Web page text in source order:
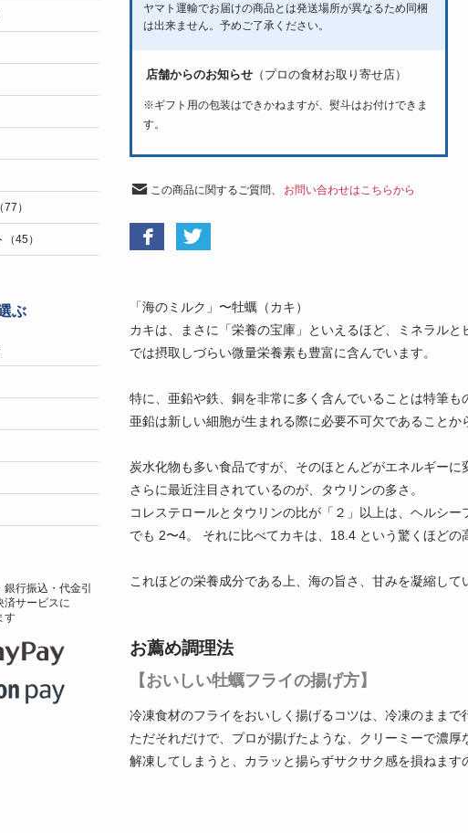
ヤマト運輸でお届けの商品とは発送場所が異なるため同梱
は出来ません。予めご了承ください。
店舗からのお知らせ（プロの食材お取り寄せ店）
※ギフト用の包装はできかねますが、熨斗はお付けできま
す。
この商品に関するご質問、 お問い合わせはこちらから
「海のミルク」〜牡蠣（カキ）
カキは、まさに「栄養の宝庫」といえるほど、ミネラル
では摂取しづらい微量栄養素も豊富に含んでいます。
特に、亜鉛や鉄、銅を非常に多く含んでいることは特筆も
亜鉛は新しい細胞が生まれる際に必要不可欠であること
炭水化物も多い食品ですが、そのほとんどがエネルギーに
さらに最近注目されているのが、タウリンの多さ。
コレステロールとタウリンの比が「２」以上は、ヘルシ
でも 2〜4。 それに比べてカキは、18.4 という驚くほどの
これほどの栄養成分である上、海の旨さ、甘みを凝縮して
お薦め調理法
【おいしい牡蠣フライの揚げ方】
冷凍食材のフライをおいしく揚げるコツは、冷凍のまま
ただそれだけで、プロが揚げたような、クリーミーで濃厚
解凍してしまうと、カラッと揚らずサクサク感を損ねま
）
45）
ぶ
行振込・代金引
済サービスに
す